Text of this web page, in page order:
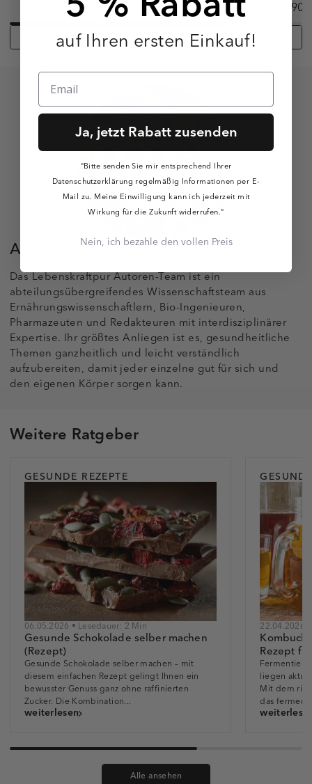
24,90 €24,90 € 18,90
Alle ansehen
Autoren-Team
Das Lebenskraftpur Autoren-Team ist ein
abteilungsübergreifendes Wissenschaftsteam aus
Ernährungswissenschaftlern, Bio-Ingenieuren,
Pharmazeuten und Redakteuren mit interdisziplinärer
Expertise. Ihr größtes Anliegen ist es, gesundheitliche
Themen ganzheitlich und leicht verständlich
aufzubereiten, damit jeder einzelne gut für sich und
den eigenen Körper sorgen kann.
Weitere Ratgeber
GESUNDE REZEPTE
06.05.2026 • Lesedauer: 2 Min
Gesunde Schokolade selber machen
(Rezept)
Gesunde Schokolade selber machen – mit
diesem einfachen Rezept gelingt Ihnen ein
bewusster Genuss ganz ohne raffinierten
Zucker. Die Kombination...
weiterlesen
22.04.2026
Rezept
liegen
Mit dem
das
Alle ansehen
auf Ihren ersten Einkauf!
Ja, jetzt Rabatt zusenden
"Bitte senden Sie mir entsprechend Ihrer
Datenschutzerklärung regelmäßig Informationen per E-
Mail zu. Meine Einwilligung kann ich jederzeit mit
Wirkung für die Zukunft widerrufen."
Nein, ich bezahle den vollen Preis